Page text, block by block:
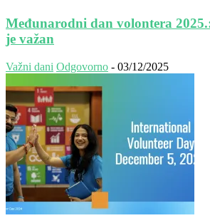
Međunarodni dan volontera
je važan
Važni dani Odgovorno - 03/12/2025